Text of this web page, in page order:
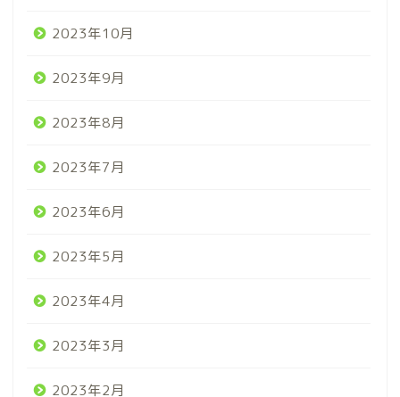
2023年10月
2023年9月
2023年8月
2023年7月
2023年6月
2023年5月
2023年4月
2023年3月
2023年2月